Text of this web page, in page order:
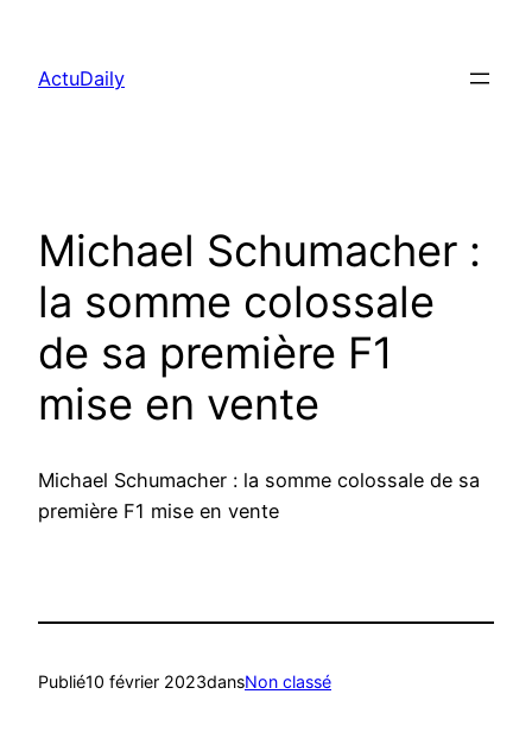
contenu
ActuDaily
Michael Schumacher :
la somme colossale
de sa première F1
mise en vente
Michael Schumacher : la somme colossale de sa
première F1 mise en vente
Publié10 février 2023dansNon classé